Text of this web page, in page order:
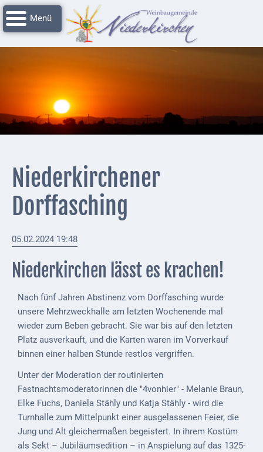
Navigation
überspringen
Startseite
Grussworte
Niederkirchen
Impressionen
Nachrichtenarchiv
Verbandsgemeinde
Deidesheim
Polizei +
Externe
Behörden
Infrastruktur
und
Versorgung
Baumaßnahmen
Abfallentsorgung
Energieversorgung
Niederkirchener
Dorffasching
05.02.2024 19:48
Niederkirchen lässt es krachen!
Nach fünf Jahren Abstinenz vom Dorffasching wurde
unsere Mehrzweckhalle am letzten Wochenende mal
wieder zum Beben gebracht. Sie war bis auf den letzten
Platz ausverkauft, und die Karten waren im Vorverkauf
binnen einer halben Stunde restlos vergriffen.
Unter der Moderation der routinierten
Fastnachtsmoderatorinnen die "4vonhier" - Melanie Braun,
Elke Fuchs, Daniela Stähly und Katja Stähly - wird die
Turnhalle zum Mittelpunkt einer ausgelassenen Feier, die
Jung und Alt gleichermaßen begeistert. In ihrem Kostüm
als Sekt – Jubiläumsedition – in Anspielung auf das 1325-